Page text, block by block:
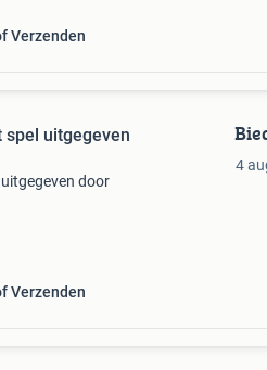
Verzenden
spel uitgegeven
door
Verzenden
4